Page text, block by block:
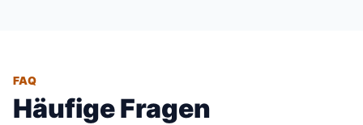
FAQ
Häufige Fragen